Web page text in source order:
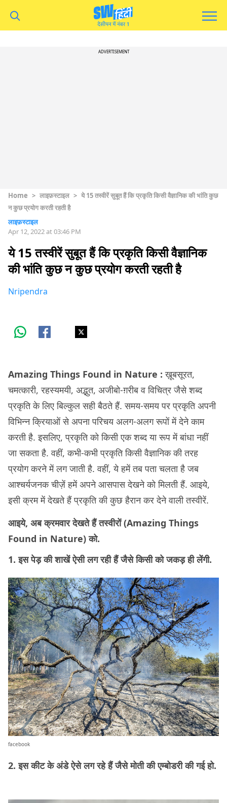
ADVERTISEMENT
Home > लाइफ़स्टाइल > ये 15 तस्वीरें सुबूत हैं कि प्रकृति किसी वैज्ञानिक की भांति कुछ
न कुछ प्रयोग करती रहती है
लाइफ़स्टाइल
Apr 12, 2022 at 03:46 PM
ये 15 तस्वीरें सुबूत हैं कि प्रकृति किसी वैज्ञानिक
की भांति कुछ न कुछ प्रयोग करती रहती है
Nripendra
Amazing Things Found in Nature : ख़ूबसूरत,
चमत्कारी, रहस्यमयी, अद्भुत, अजीबो-ग़रीब व विचित्र जैसे शब्द
प्रकृति के लिए बिल्कुल सही बैठते हैं. समय-समय पर प्रकृति अपनी
विभिन्न क्रियाओं से अपना परिचय अलग-अलग रूपों में देने काम
करती है. इसलिए, प्रकृति को किसी एक शब्द या रूप में बांधा नहीं
जा सकता है. वहीं, कभी-कभी प्रकृति किसी वैज्ञानिक की तरह
प्रयोग करने में लग जाती है. वहीं, ये हमें तब पता चलता है जब
आश्चर्यजनक चीज़ें हमें अपने आसपास देखने को मिलती हैं. आइये,
इसी क्रम में देखते हैं प्रकृति की कुछ हैरान कर देने वाली तस्वीरें.
आइये, अब क्रमवार देखते हैं तस्वीरों (Amazing Things
Found in Nature) को.
1. इस पेड़ की शाखें ऐसी लग रही हैं जैसे किसी को जकड़ ही लेंगी.
facebook
2. इस कीट के अंडे ऐसे लग रहे हैं जैसे मोती की एम्बोडरी की गई हो.